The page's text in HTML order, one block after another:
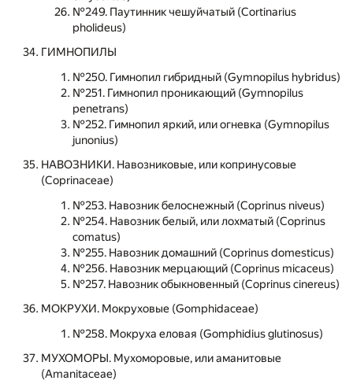
№249. Паутинник чешуйчатый (Cortinarius
pholideus)
ГИМНОПИЛЫ
№250. Гимнопил гибридный (Gymnopilus hybridus)
№251. Гимнопил проникающий (Gymnopilus
penetrans)
№252. Гимнопил яркий, или огневка (Gymnopilus
junonius)
НАВОЗНИКИ. Навозниковые, или копринусовые
(Coprinaceae)
№253. Навозник белоснежный (Coprinus niveus)
№254. Навозник белый, или лохматый (Coprinus
comatus)
№255. Навозник домашний (Coprinus domesticus)
№256. Навозник мерцающий (Coprinus micaceus)
№257. Навозник обыкновенный (Coprinus cinereus)
МОКРУХИ. Мокруховые (Gomphidaceae)
№258. Мокруха еловая (Gomphidius glutinosus)
МУХОМОРЫ. Мухоморовые, или аманитовые
(Amanitaceae)